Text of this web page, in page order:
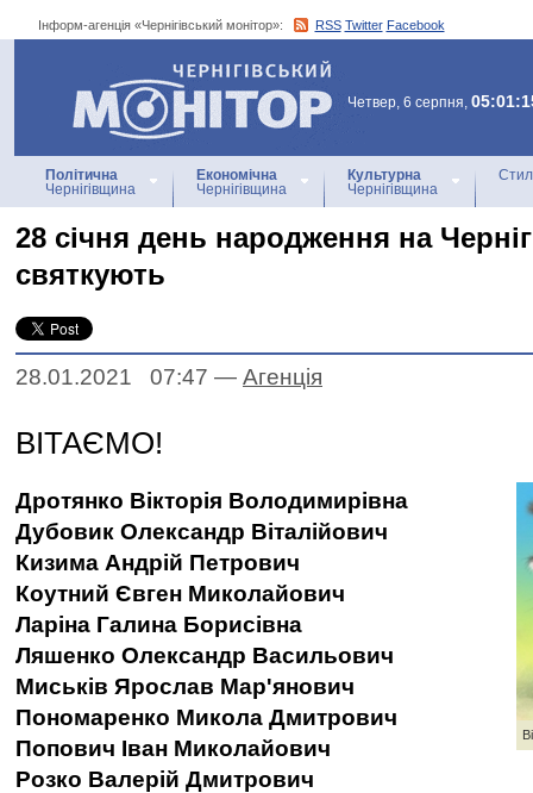
Інформ-агенція «Чернігівський монітор»: RSS Twitter Facebook
Інформ-агенція
«Чернігівський монітор»
Четвер, 6 серпня,
Політична
Чернігівщина
Економічна
Чернігівщина
Культурна
Чернігівщина
28 січня день народження на
святкують
28.01.2021 07:47 — Агенцiя
ВІТАЄМО!
Дротянко Вікторія Володимирівна
Дубовик Олександр Віталійович
Кизима Андрій Петрович
Коутний Євген Миколайович
Ларіна Галина Борисівна
Ляшенко Олександр Васильович
Миськів Ярослав Мар'янович
Пономаренко Микола Дмитрович
Попович Іван Миколайович
Розко Валерій Дмитрович